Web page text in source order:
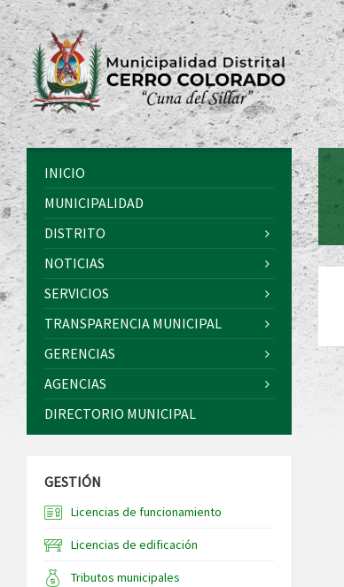
INICIO
MUNICIPALIDAD
DISTRITO
NOTICIAS
SERVICIOS
TRANSPARENCIA MUNICIPAL
GERENCIAS
AGENCIAS
DIRECTORIO MUNICIPAL
GESTIÓN
Licencias de funcionamiento
Licencias de edificación
Tributos municipales